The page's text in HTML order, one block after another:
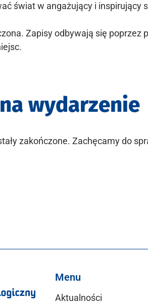
świat w angażujący i inspirujący
Zapisy odbywają się poprzez
wydarzenie
zakończone. Zachęcamy do
Menu
Aktualności